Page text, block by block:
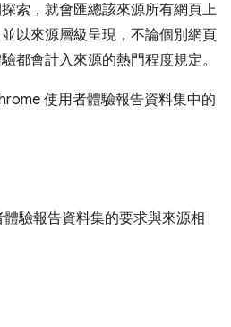
索，就會匯總該來源所有網頁上
以來源層級呈現，不論個別網頁
都會計入來源的熱門程度規定。
使用者體驗報告資料集中的
驗報告資料集的要求與來源相